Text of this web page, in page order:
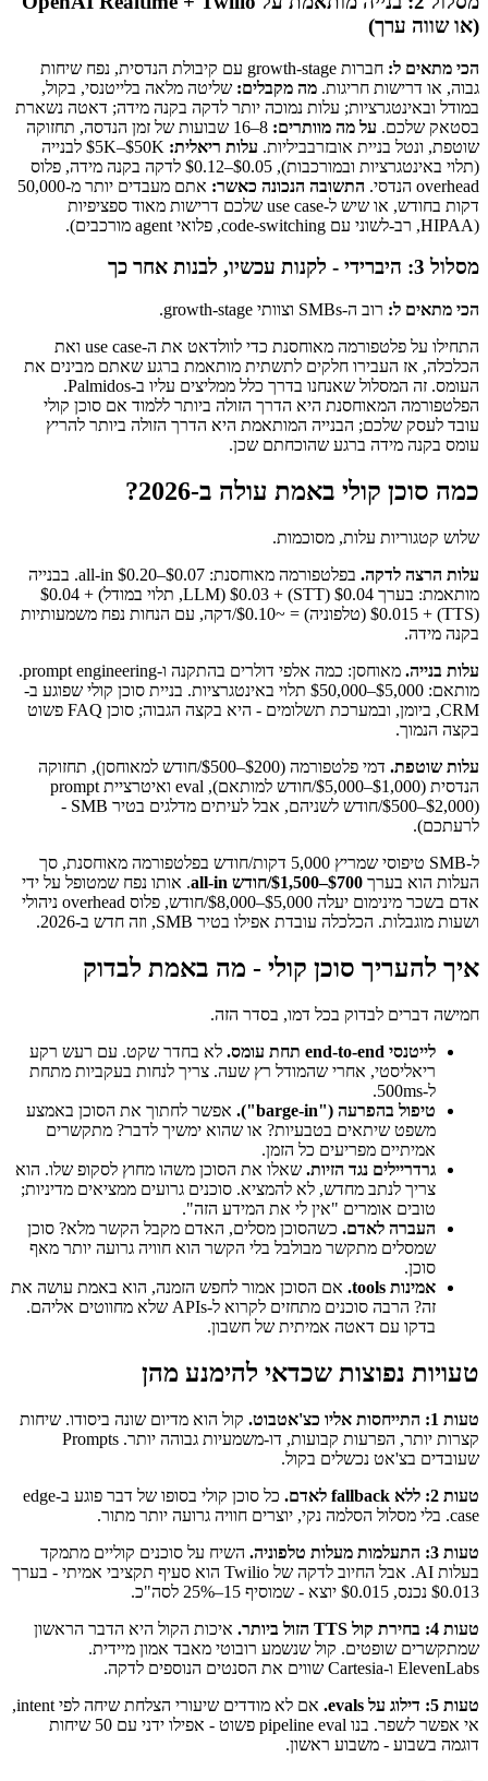
(או שווה ערך)
הכי מתאים ל:
חברות growth-stage עם קיבולת הנדסית, נפח שיחות
גבוה, או דרישות חריגות. מה מקבלים: שליטה מלאה בלייטנסי, בקול,
במודל ובאינטגרציות; עלות נמוכה יותר לדקה בקנה מידה; דאטה נשארת
בסטאק שלכם. על מה מוותרים:
8–16 שבועות של זמן הנדסה, תחזוקה
שוטפת, ונטל בניית אובזרבביליות. עלות ריאלית:
$5K–$50K לבנייה
(תלוי באינטגרציות ובמורכבות), $0.05–$0.12 לדקה בקנה מידה, פלוס
overhead הנדסי.
התשובה הנכונה כאשר:
אתם מעבדים יותר מ-50,000
דקות בחודש, או שיש ל-use case שלכם דרישות מאוד ספציפיות
(HIPAA, רב-לשוני עם code-switching, פלואי agent מורכבים).
מסלול 3: היברידי - לקנות עכשיו, לבנות אחר כך
הכי מתאים ל: רוב ה-SMBs וצוותי growth-stage.
התחילו על פלטפורמה מאוחסנת כדי לוולדאט את ה-use case ואת
הכלכלה, אז העבירו חלקים לתשתית מותאמת ברגע שאתם מבינים את
העומס. זה המסלול שאנחנו בדרך כלל ממליצים עליו ב-Palmidos.
הפלטפורמה המאוחסנת היא הדרך הזולה ביותר ללמוד אם סוכן קולי
עובד לעסק שלכם; הבנייה המותאמת היא הדרך הזולה ביותר להריץ
עומס בקנה מידה ברגע שהוכחתם שכן.
כמה סוכן קולי באמת עולה ב-2026?
שלוש קטגוריות עלות, מסוכמות.
עלות הרצה לדקה.
בפלטפורמה מאוחסנת: $0.07–$0.20 all-in. בבנייה
מותאמת: בערך $0.04 (STT) + $0.03 (LLM, תלוי במודל) + $0.04
(TTS) + $0.015 (טלפוניה) = ~$0.10/דקה, עם הנחות נפח משמעותיות
בקנה מידה.
עלות בנייה.
מאוחסן: כמה אלפי דולרים בהתקנה ו-prompt engineering.
מותאם: $5,000–$50,000 תלוי באינטגרציות. בניית סוכן קולי שפוגע ב-
CRM, ביומן, ובמערכת תשלומים - היא בקצה הגבוה; סוכן FAQ פשוט
בקצה הנמוך.
עלות שוטפת.
דמי פלטפורמה ($200–$500/חודש למאוחסן), תחזוקה
הנדסית ($1,000–$5,000/חודש למותאם), eval ואיטרציית prompt
($500–$2,000/חודש לשניהם, אבל לעיתים מדלגים בטיר SMB -
לרעתכם).
ל-SMB טיפוסי שמריץ 5,000 דקות/חודש בפלטפורמה מאוחסנת, סך
העלות הוא בערך $700–$1,500/חודש all-in
. אותו נפח שמטופל על ידי
אדם בשכר מינימום יעלה $5,000–$8,000/חודש, פלוס overhead ניהולי
ושעות מוגבלות. הכלכלה עובדת אפילו בטיר SMB, וזה חדש ב-2026.
איך להעריך סוכן קולי - מה באמת לבדוק
חמישה דברים לבדוק בכל דמו, בסדר הזה.
לייטנסי end-to-end תחת עומס.
לא בחדר שקט. עם רעש רקע
ריאליסטי, אחרי שהמודל רץ שעה. צריך לנחות בעקביות מתחת
ל-500ms.
טיפול בהפרעה ("barge-in").
אפשר לחתוך את הסוכן באמצע
משפט שיתאים בטבעיות? או שהוא ימשיך לדבר? מתקשרים
אמיתיים מפריעים כל הזמן.
גרדריילים נגד הזיות. שאלו את הסוכן משהו מחוץ לסקופ שלו. הוא
צריך לנתב מחדש, לא להמציא. סוכנים גרועים ממציאים מדיניות;
טובים אומרים "אין לי את המידע הזה".
העברה לאדם. כשהסוכן מסלים, האדם מקבל הקשר מלא? סוכן
שמסלים מתקשר מבולבל בלי הקשר הוא חוויה גרועה יותר מאף
סוכן.
אמינות tools.
אם הסוכן אמור לחפש הזמנה, הוא באמת עושה את
זה? הרבה סוכנים מתחזים לקרוא ל-APIs שלא מחווטים אליהם.
בדקו עם דאטה אמיתית של חשבון.
טעויות נפוצות שכדאי להימנע מהן
טעות 1: התייחסות אליו כצ'אטבוט.
קול הוא מדיום שונה ביסודו. שיחות
קצרות יותר, הפרעות קבועות, דו-משמעיות גבוהה יותר. Prompts
שעובדים בצ'אט נכשלים בקול.
טעות 2: ללא fallback לאדם.
כל סוכן קולי בסופו של דבר פוגע ב-edge
case. בלי מסלול הסלמה נקי, יוצרים חוויה גרועה יותר מתור.
טעות 3: התעלמות מעלות טלפוניה.
השיח על סוכנים קוליים מתמקד
בעלות AI. אבל החיוב לדקה של Twilio הוא סעיף תקציבי אמיתי - בערך
$0.013 נכנס, $0.015 יוצא - שמוסיף 15–25% לסה"כ.
טעות 4: בחירת קול TTS הזול ביותר.
איכות הקול היא הדבר הראשון
שמתקשרים שופטים. קול שנשמע רובוטי מאבד אמון מיידית.
ElevenLabs ו-Cartesia שווים את הסנטים הנוספים לדקה.
טעות 5: דילוג על evals.
אם לא מודדים שיעורי הצלחת שיחה לפי intent,
אי אפשר לשפר. בנו pipeline eval פשוט - אפילו ידני עם 50 שיחות
דוגמה בשבוע - משבוע ראשון.